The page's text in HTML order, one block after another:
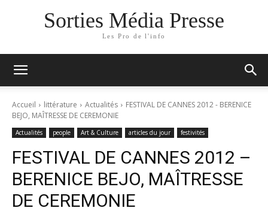
Sorties Média Presse
Les Pro de l'info
Accueil littérature Actualités
FESTIVAL DE CANNES 2012 - BERENICE
BEJO, MAÎTRESSE DE CEREMONIE
Actualités people Art & Culture articles du jour festivités
FESTIVAL DE CANNES 2012 –
BERENICE BEJO, MAÎTRESSE
DE CEREMONIE